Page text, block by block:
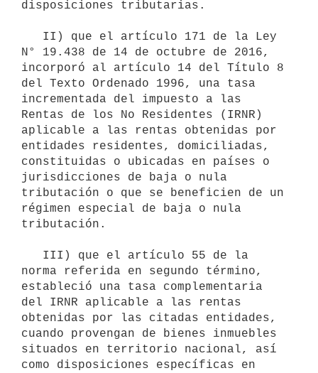
disposiciones tributarias.
N° 19.438 de 14 de octubre de 2016,
incorporó al artículo 14 del Título 8
del Texto Ordenado 1996, una tasa
incrementada del impuesto a las
Rentas de los No Residentes (IRNR)
aplicable a las rentas obtenidas por
entidades residentes, domiciliadas,
constituidas o ubicadas en países o
jurisdicciones de baja o nula
tributación o que se beneficien de un
régimen especial de baja o nula
tributación.
norma referida en segundo término,
estableció una tasa complementaria
del IRNR aplicable a las rentas
obtenidas por las citadas entidades,
cuando provengan de bienes inmuebles
situados en territorio nacional, así
como disposiciones específicas en